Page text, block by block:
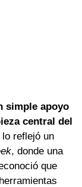
simple apoyo
central del
reflejó un
, donde una
que